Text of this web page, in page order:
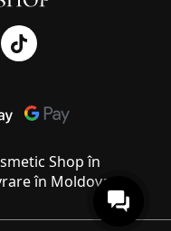
Shop în
în Moldova.